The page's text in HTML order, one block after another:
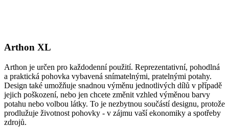
Arthon XL
Arthon je určen pro každodenní použití. Reprezentativní, pohodlná
a praktická pohovka vybavená snímatelnými, pratelnými potahy.
Design také umožňuje snadnou výměnu jednotlivých dílů v případě
jejich poškození, nebo jen chcete změnit vzhled výměnou barvy
potahu nebo volbou látky. To je nezbytnou součástí designu, protože
prodlužuje životnost pohovky - v zájmu vaší ekonomiky a spotřeby
zdrojů.